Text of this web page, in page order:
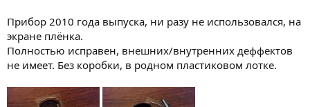
Прибор 2010 года выпуска, ни разу не использовался, на
экране плёнка.
Полностью исправен, внешних/внутренних деффектов
не имеет. Без коробки, в родном пластиковом лотке.